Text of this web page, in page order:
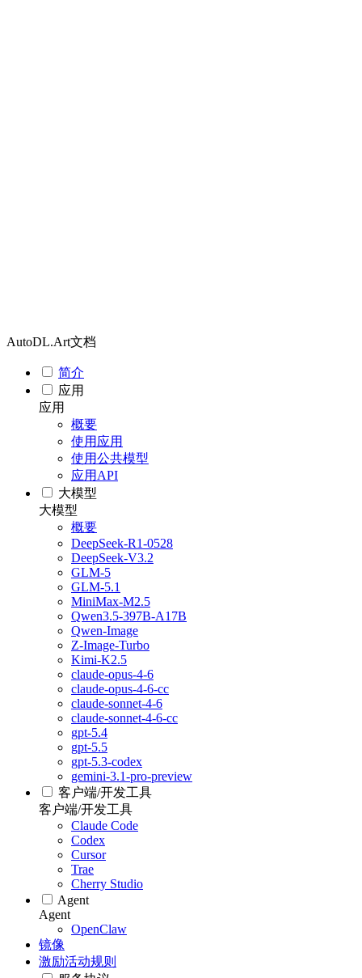
AutoDL.Art文档
简介
应用
应用
概要
使用应用
使用公共模型
应用API
大模型
大模型
概要
DeepSeek-R1-0528
DeepSeek-V3.2
GLM-5
GLM-5.1
MiniMax-M2.5
Qwen3.5-397B-A17B
Qwen-Image
Z-Image-Turbo
Kimi-K2.5
claude-opus-4-6
claude-opus-4-6-cc
claude-sonnet-4-6
claude-sonnet-4-6-cc
gpt-5.4
gpt-5.5
gpt-5.3-codex
gemini-3.1-pro-preview
客户端/开发工具
客户端/开发工具
Claude Code
Codex
Cursor
Trae
Cherry Studio
Agent
Agent
OpenClaw
镜像
激励活动规则